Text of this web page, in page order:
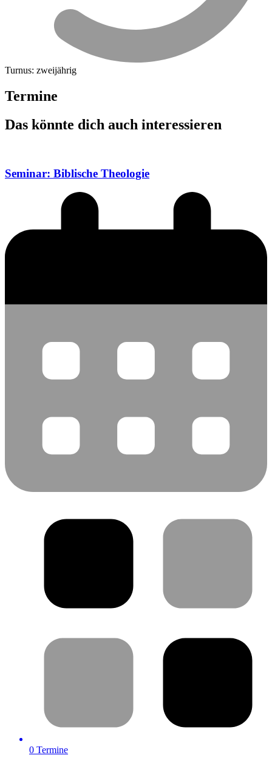
Turnus: zweijährig
Termine
Das könnte dich auch interessieren
Seminar: Biblische Theologie
0 Termine